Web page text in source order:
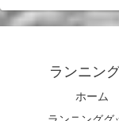
ランニン
ホーム